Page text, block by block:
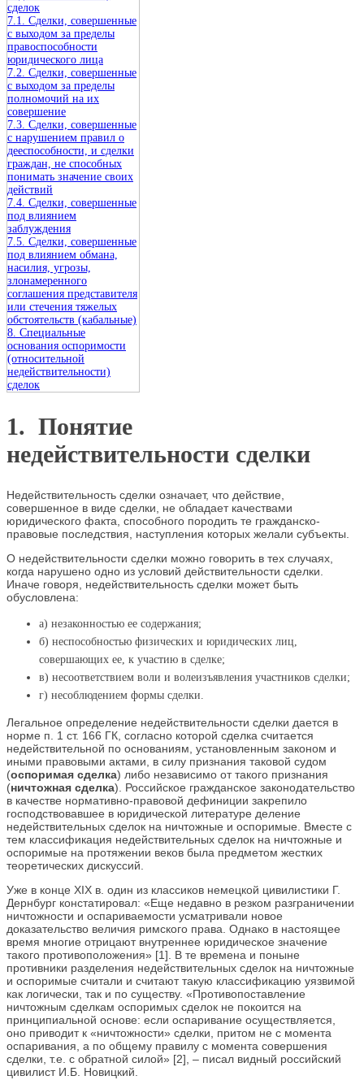
сделок
7.1. Сделки, совершенные
с выходом за пределы
правоспособности
юридического лица
7.2. Сделки, совершенные
с выходом за пределы
полномочий на их
совершение
7.3. Сделки, совершенные
с нарушением правил о
дееспособности, и сделки
граждан, не способных
понимать значение своих
действий
7.4. Сделки, совершенные
под влиянием
заблуждения
7.5. Сделки, совершенные
под влиянием обмана,
насилия, угрозы,
злонамеренного
соглашения представителя
или стечения тяжелых
обстоятельств (кабальные)
8. Специальные
основания оспоримости
(относительной
недействительности)
сделок
1. Понятие
недействительности сделки
Недействительность сделки означает, что действие,
совершенное в виде сделки, не обладает качествами
юридического факта, способного породить те гражданско-
правовые последствия, наступления которых желали субъекты.
О недействительности сделки можно говорить в тех случаях,
когда нарушено одно из условий действительности сделки.
Иначе говоря, недействительность сделки может быть
обусловлена:
а) незаконностью ее содержания;
б) неспособностью физических и юридических лиц,
совершающих ее, к участию в сделке;
в) несоответствием воли и волеизъявления участников сделки;
г) несоблюдением формы сделки.
Легальное определение недействительности сделки дается в
норме п. 1 ст. 166 ГК, согласно которой сделка считается
недействительной по основаниям, установленным законом и
иными правовыми актами, в силу признания таковой судом
(оспоримая сделка) либо независимо от такого признания
(ничтожная сделка). Российское гражданское законодательство
в качестве нормативно-правовой дефиниции закрепило
господствовавшее в юридической литературе деление
недействительных сделок на ничтожные и оспоримые. Вместе с
тем классификация недействительных сделок на ничтожные и
оспоримые на протяжении веков была предметом жестких
теоретических дискуссий.
Уже в конце ХIХ в. один из классиков немецкой цивилистики Г.
Дернбург констатировал: «Еще недавно в резком разграничении
ничтожности и оспариваемости усматривали новое
доказательство величия римского права. Однако в настоящее
время многие отрицают внутреннее юридическое значение
такого противоположения» [1]. В те времена и поныне
противники разделения недействительных сделок на ничтожные
и оспоримые считали и считают такую классификацию уязвимой
как логически, так и по существу. «Противопоставление
ничтожным сделкам оспоримых сделок не покоится на
принципиальной основе: если оспаривание осуществляется,
оно приводит к «ничтожности» сделки, притом не с момента
оспаривания, а по общему правилу с момента совершения
сделки, т.е. с обратной силой» [2], – писал видный российский
цивилист И.Б. Новицкий.